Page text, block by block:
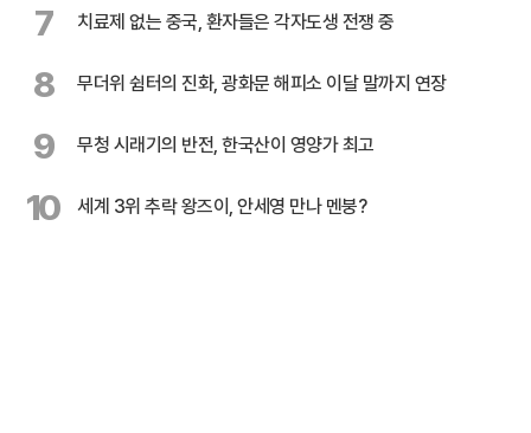
7 치료제 없는 중국, 환자들은 각자도생 전쟁 중
8 무더위 쉼터의 진화, 광화문 해피소 이달 말까지 연장
9 무청 시래기의 반전, 한국산이 영양가 최고
10 세계 3위 추락 왕즈이, 안세영 만나 멘붕?